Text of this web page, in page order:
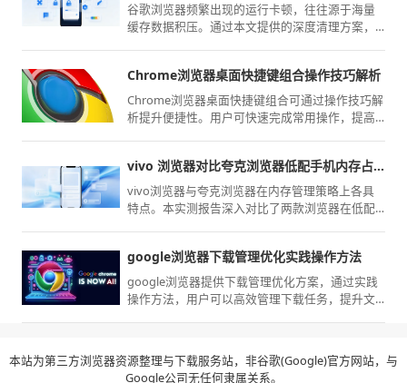
谷歌浏览器频繁出现的运行卡顿，往往源于海量
缓存数据积压。通过本文提供的深度清理方案，
Chrome浏览器桌面快捷键组合操作技巧解析
Chrome浏览器桌面快捷键组合可通过操作技巧解
析提升便捷性。用户可快速完成常用操作，提高
vivo 浏览器对比夸克浏览器低配手机内存占用实测
vivo浏览器与夸克浏览器在内存管理策略上各具
特点。本实测报告深入对比了两款浏览器在低配
资源的上网方案。
google浏览器下载管理优化实践操作方法
google浏览器提供下载管理优化方案，通过实践
操作方法，用户可以高效管理下载任务，提升文
本站为第三方浏览器资源整理与下载服务站，非谷歌(Google)官方网站，与
Google公司无任何隶属关系。